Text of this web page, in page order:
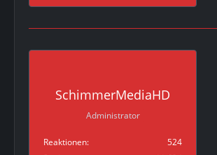
SchimmerMediaHD
Administrator
Reaktionen
524